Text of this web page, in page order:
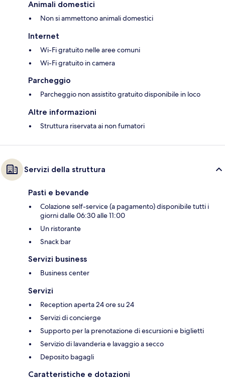
Animali domestici
Non si ammettono animali domestici
Internet
Wi-Fi gratuito nelle aree comuni
Wi-Fi gratuito in camera
Parcheggio
Parcheggio non assistito gratuito disponibile in loco
Altre informazioni
Struttura riservata ai non fumatori
Servizi della struttura
Pasti e bevande
Colazione self-service (a pagamento) disponibile tutti i
giorni dalle 06:30 alle 11:00
Un ristorante
Snack bar
Servizi business
Business center
Servizi
Reception aperta 24 ore su 24
Servizi di concierge
Supporto per la prenotazione di escursioni e biglietti
Servizio di lavanderia e lavaggio a secco
Deposito bagagli
Caratteristiche e dotazioni